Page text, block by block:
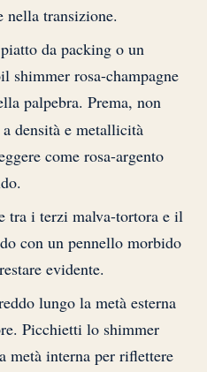
transizione.
da packing o un
shimmer rosa-champagne
palpebra. Prema, non
densità e metallicità
come rosa-argento
tra i terzi malva-tortora e il
con un pennello morbido
evidente.
lungo la metà esterna
Picchietti lo shimmer
metà interna per riflettere